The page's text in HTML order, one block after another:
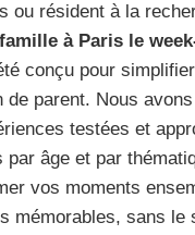
ou résident à la
à Paris le
conçu pour
de parent. Nous
testées et
par âge et par
vos moments
mémorables, sans le